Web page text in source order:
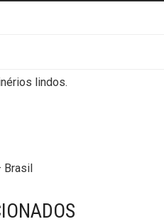
lindos.
Brasil